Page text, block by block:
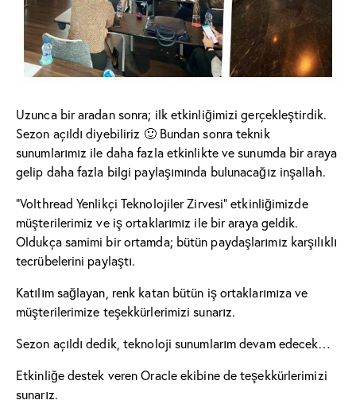
Uzunca bir aradan sonra; ilk etkinliğimizi gerçekleştirdik.
Sezon açıldı diyebiliriz 🙂 Bundan sonra teknik
sunumlarımız ile daha fazla etkinlikte ve sunumda bir araya
gelip daha fazla bilgi paylaşımında bulunacağız inşallah.
“Volthread Yenlikçi Teknolojiler Zirvesi” etkinliğimizde
müşterilerimiz ve iş ortaklarımız ile bir araya geldik.
Oldukça samimi bir ortamda; bütün paydaşlarımız karşılıklı
tecrübelerini paylaştı.
Katılım sağlayan, renk katan bütün iş ortaklarımıza ve
müşterilerimize teşekkürlerimizi sunarız.
Sezon açıldı dedik, teknoloji sunumlarım devam edecek…
Etkinliğe destek veren Oracle ekibine de teşekkürlerimizi
sunarız.